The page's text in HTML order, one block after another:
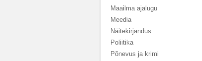
Maailma ajalugu
Meedia
Näitekirjandus
Poliitika
Põnevus ja krimi